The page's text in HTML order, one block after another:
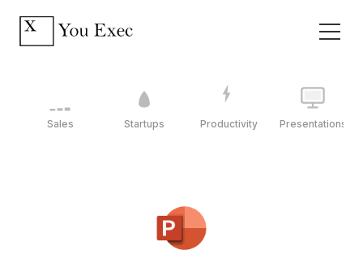
Sales Startups Productivity Presentations